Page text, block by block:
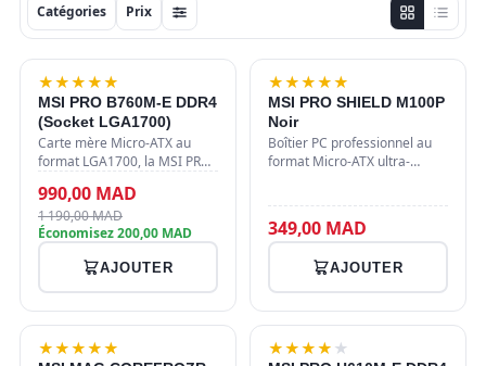
Catégories Prix
★★★★★
MSI PRO B760M-E DDR4
(Socket LGA1700)
Carte mère Micro-ATX au
format LGA1700, la MSI PRO
processeurs Intel Core 12e,
13e et 14e génération.
Équipée d'un slot M.2 PCIe 4.
990,00 MAD
1 190,00 MAD
Économisez 200,00 MAD
AJOUTER
★★★★★
MSI PRO SHIELD M100P
Noir
Boîtier PC professionnel au
format Micro-ATX ultra-
de 80 mm inclus à l'arr…
349,00 MAD
AJOUTER
★★★★★ ★★★★ ★